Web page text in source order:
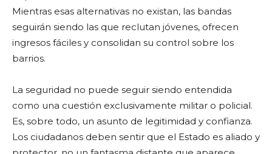
Mientras esas alternativas no existan, las bandas
seguirán siendo las que reclutan jóvenes, ofrecen
ingresos fáciles y consolidan su control sobre los
barrios.
La seguridad no puede seguir siendo entendida
como una cuestión exclusivamente militar o policial.
Es, sobre todo, un asunto de legitimidad y confianza.
Los ciudadanos deben sentir que el Estado es aliado y